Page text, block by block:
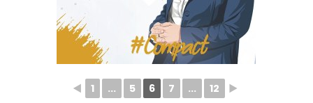
◄ 1 ... 5 6 7 ... 12 ►